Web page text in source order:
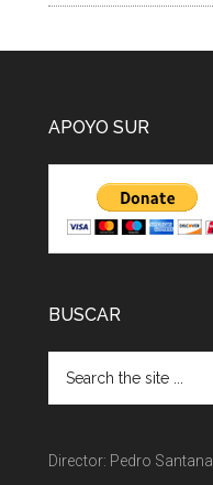
APOYO SUR
BUSCAR
Director: Pedro Santana